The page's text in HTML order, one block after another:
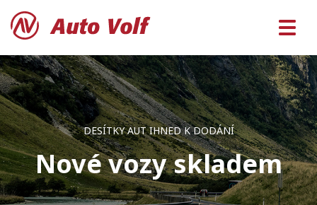
DESÍTKY AUT IHNED K DODÁNÍ
Nové vozy skladem